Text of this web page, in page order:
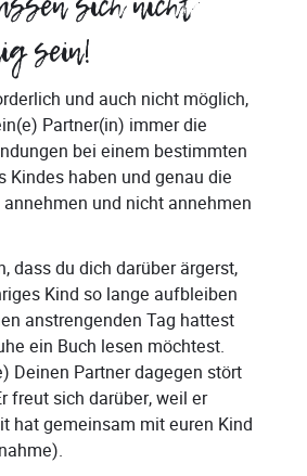
sein!
und auch nicht möglich,
Partner(in) immer die
bei einem bestimmten
Kindes haben und genau die
und nicht annehmen
dass du dich darüber ärgerst,
Kind so lange aufbleiben
anstrengenden Tag hattest
ein Buch lesen möchtest.
Deinen Partner dagegen stört
freut sich darüber, weil er
hat gemeinsam mit euren Kind